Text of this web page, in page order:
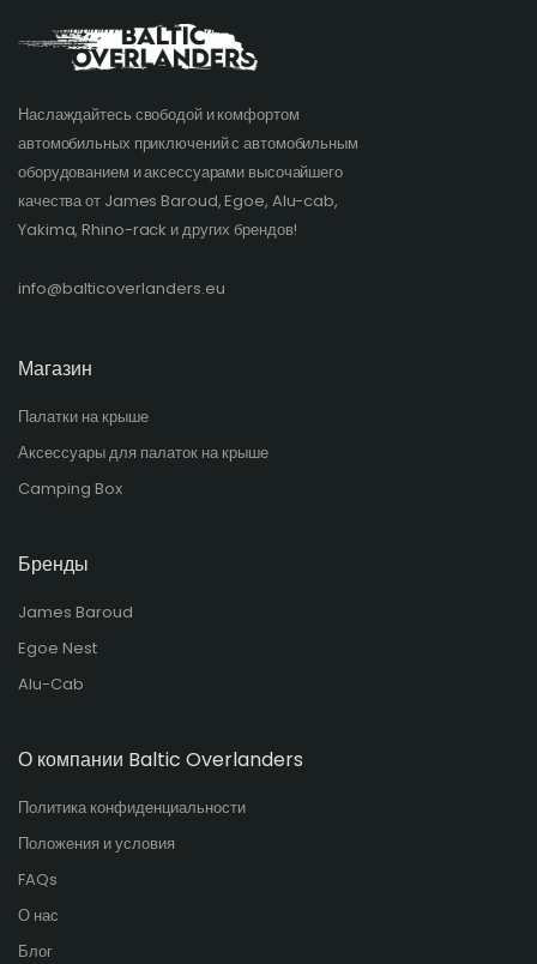
Наслаждайтесь свободой и комфортом
автомобильных приключений с автомобильным
оборудованием и аксессуарами высочайшего
качества от James Baroud, Egoe, Alu-cab,
Yakima, Rhino-rack и других брендов!​
info@balticoverlanders.eu
Магазин
Палатки на крыше
Аксессуары для палаток на крыше
Camping Box
Бренды
James Baroud
Egoe Nest
Alu-Cab
О компании Baltic Overlanders
Политика конфиденциальности
Положения и условия
FAQs
О нас
Блог